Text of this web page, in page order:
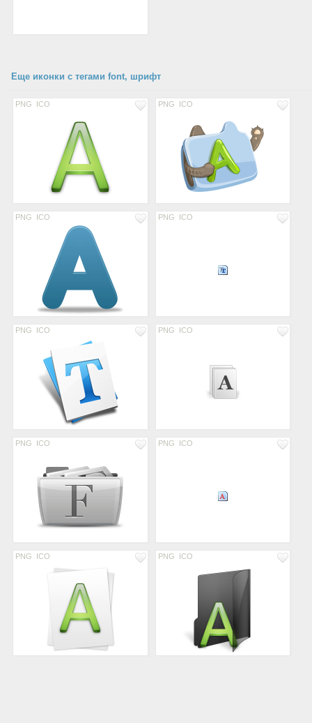
Еще иконки с тегами font, шрифт
PNG ICO PNG ICO
PNG ICO PNG ICO
PNG ICO PNG ICO
PNG ICO PNG ICO
PNG ICO PNG ICO